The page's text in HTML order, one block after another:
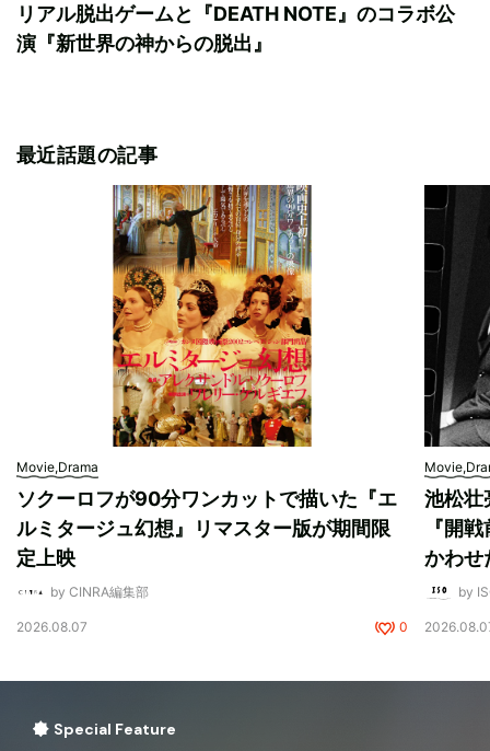
リアル脱出ゲームと『DEATH NOTE』のコラボ公
演『新世界の神からの脱出』
最近話題の記事
Movie,Drama
ソクーロフが90分ワンカットで描いた『エ
ルミタージュ幻想』リマスター版が期間限
定上映
by CINRA編集部
2026.08.07 0
池松壮
『開
かわせ
by
Special Feature